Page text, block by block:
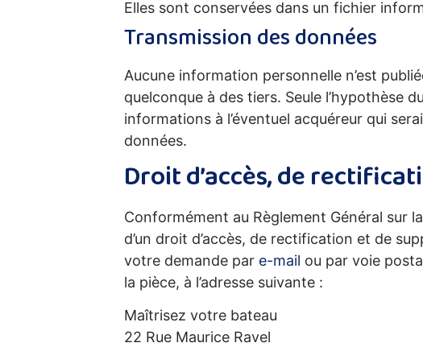
Elles sont conservées dans un fichier
Transmission des données
Aucune information personnelle n’est
quelconque à des tiers. Seule l’hypothèse
informations à l’éventuel acquéreur qui
données.
Droit d’accès, de
Conformément au Règlement Général sur
d’un droit d’accès, de rectification et de
votre demande par e-mail ou par voie
la pièce, à l’adresse suivante :
Maîtrisez votre bateau
22 Rue Maurice Ravel